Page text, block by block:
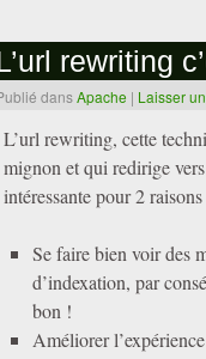
rewriting
dansApache | Laisser
L’url rewriting, cette
mignon et qui redirige
intéressante pour 2 raisons
Se faire bien voir des
d’indexation, par
bon !
Améliorer